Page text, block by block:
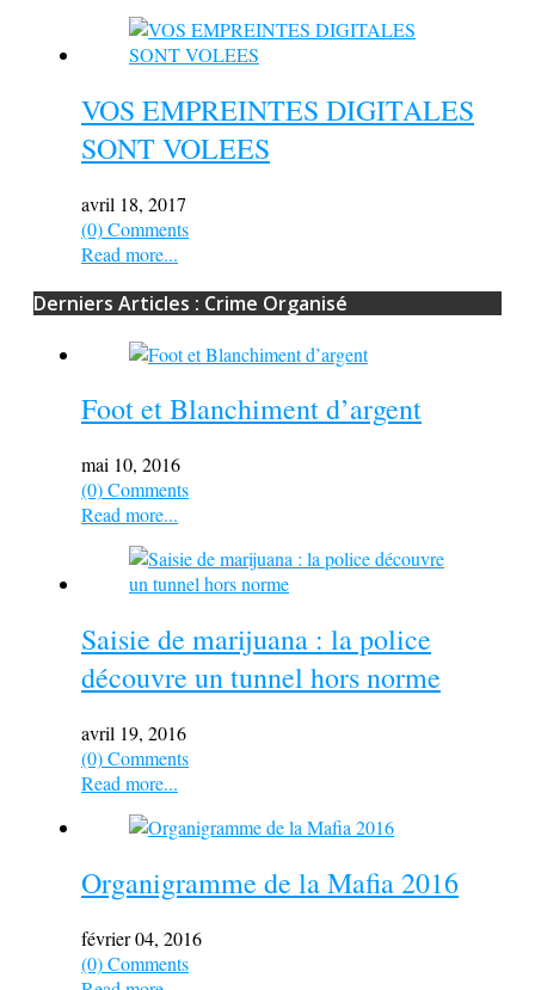
VOS EMPREINTES DIGITALES
SONT VOLEES
avril 18, 2017
(0) Comments
Read more...
Derniers Articles : Crime Organisé
Foot et Blanchiment d’argent
mai 10, 2016
(0) Comments
Read more...
Saisie de marijuana : la police
découvre un tunnel hors norme
avril 19, 2016
(0) Comments
Read more...
Organigramme de la Mafia 2016
février 04, 2016
(0) Comments